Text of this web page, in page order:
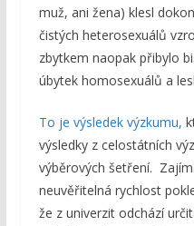
muž, ani žena) klesl
čistých heterosexuálů
zbytkem naopak přibylo
úbytek homosexuálů a
To je výsledek výzkumu,
výsledky z celostátních
výběrových šetření.
neuvěřitelná rychlost
že z univerzit odchází